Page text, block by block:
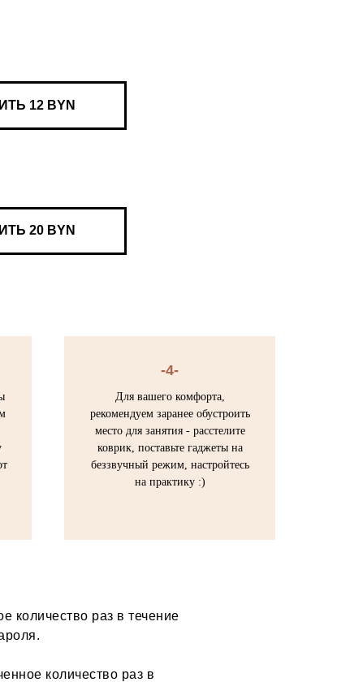
12 BYN
20 BYN
-4-
Для вашего комфорта,
рекомендуем заранее обустроить
место для занятия - расстелите
коврик, поставьте гаджеты на
беззвучный режим, настройтесь
на практику :)
количество раз в течение
количество раз в